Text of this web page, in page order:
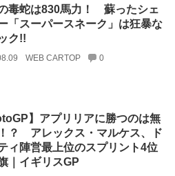
毒蛇は830馬力！ 蘇ったシェ
「スーパースネーク」は狂暴な
ク!!
WEB CARTOP 0
】アプリリアに勝つのは無
？ アレックス・マルケス、ド
ィ陣営最上位のスプリント4位
｜イギリスGP